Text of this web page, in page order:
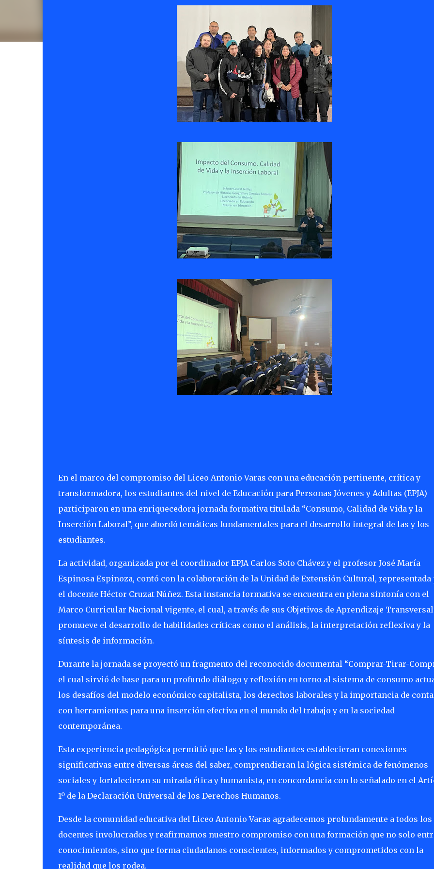
En el marco del compromiso del Liceo Antonio Varas con una educación pertinente, crítica y
transformadora, los estudiantes del nivel de Educación para Personas Jóvenes y Adultas (EPJA)
participaron en una enriquecedora jornada formativa titulada “Consumo, Calidad de Vida y la
Inserción Laboral”, que abordó temáticas fundamentales para el desarrollo integral de las y los
estudiantes.
La actividad, organizada por el coordinador EPJA Carlos Soto Chávez y el profesor José María
Espinosa Espinoza, contó con la colaboración de la Unidad de Extensión Cultural, representada
el docente Héctor Cruzat Núñez. Esta instancia formativa se encuentra en plena sintonía con el
Marco Curricular Nacional vigente, el cual, a través de sus Objetivos de Aprendizaje
promueve el desarrollo de habilidades críticas como el análisis, la interpretación reflexiva y la
síntesis de información.
Durante la jornada se proyectó un fragmento del reconocido documental “Comprar-Tirar-
el cual sirvió de base para un profundo diálogo y reflexión en torno al sistema de consumo
los desafíos del modelo económico capitalista, los derechos laborales y la importancia de
con herramientas para una inserción efectiva en el mundo del trabajo y en la sociedad
contemporánea.
Esta experiencia pedagógica permitió que las y los estudiantes establecieran conexiones
significativas entre diversas áreas del saber, comprendieran la lógica sistémica de fenómenos
sociales y fortalecieran su mirada ética y humanista, en concordancia con lo señalado en el
1º de la Declaración Universal de los Derechos Humanos.
Desde la comunidad educativa del Liceo Antonio Varas agradecemos profundamente a todos los
docentes involucrados y reafirmamos nuestro compromiso con una formación que no solo
conocimientos, sino que forma ciudadanos conscientes, informados y comprometidos con la
realidad que los rodea.